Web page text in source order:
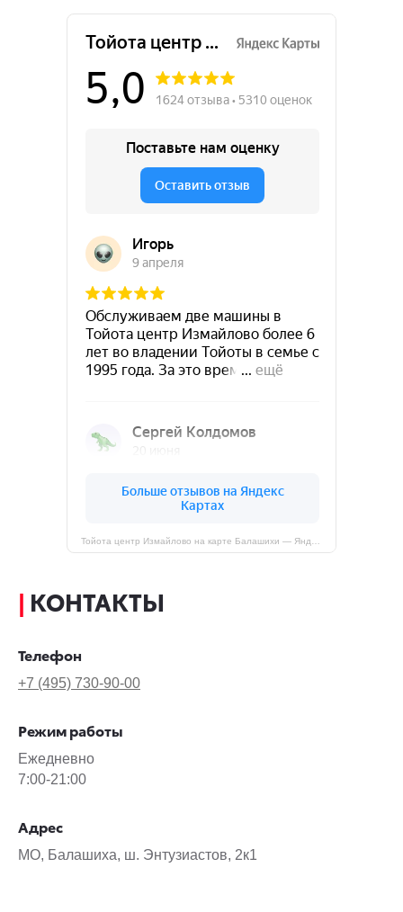
| КОНТАКТЫ
Телефон
+7 (495) 730-90-00
Режим работы
Ежедневно
7:00-21:00
Адрес
МО, Балашиха, ш. Энтузиастов, 2к1